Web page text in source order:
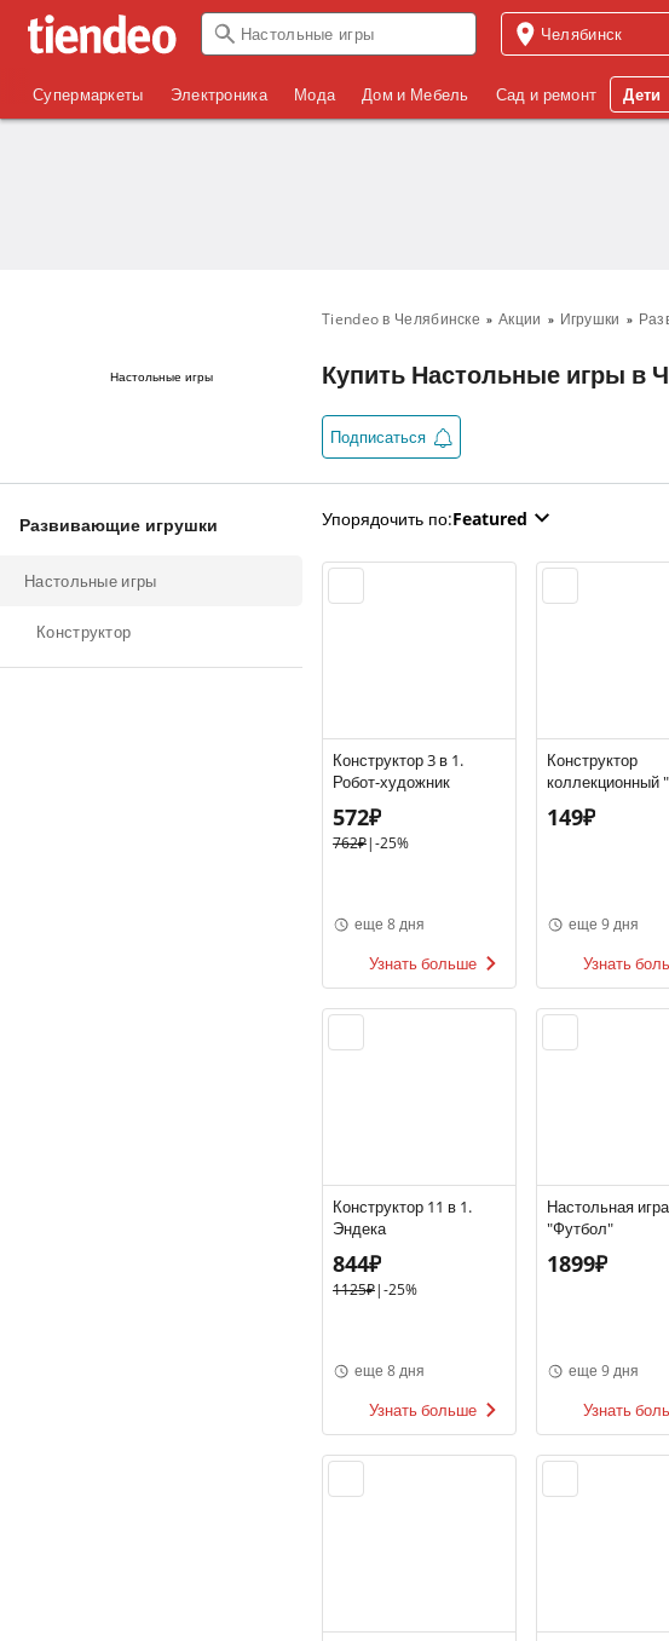
Супермаркеты Электроника Мода Дом и Мебель Сад и ремонт Дети
Настольные игры
Tiendeo в Челябинске Акции Игрушки
Купить Настольные игры в
Подписаться
Развивающие игрушки
Настольные игры
Конструктор
Упорядочить по:Featured
Конструктор 3 в 1.
Робот-художник
572₽
762₽|-25%
еще 8 дня
Узнать больше
Конструктор
коллекционный
кальмара", в
ассортименте
149₽
еще 9 дня
Узнать
Конструктор 11 в 1.
Эндека
844₽
1125₽|-25%
еще 8 дня
Узнать больше
Настольная
"Футбол"
1899₽
еще 9 дня
Узнать